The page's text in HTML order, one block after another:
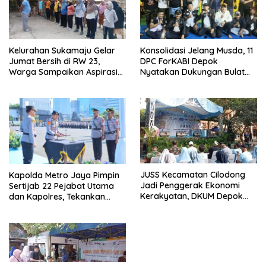
Kelurahan Sukamaju Gelar
Jumat Bersih di RW 23,
Warga Sampaikan Aspirasi
Konsolidasi Jelang Musda, 11
DPC ForKABI Depok
Nyatakan Dukungan Bulat
Kapolda Metro Jaya Pimpin
Sertijab 22 Pejabat Utama
dan Kapolres, Tekankan
JUSS Kecamatan Cilodong
Jadi Penggerak Ekonomi
Kerakyatan, DKUM Depok